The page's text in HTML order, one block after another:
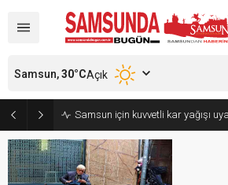
Samsun için kuvvetli kar yağışı
Samsun,30°CAçık